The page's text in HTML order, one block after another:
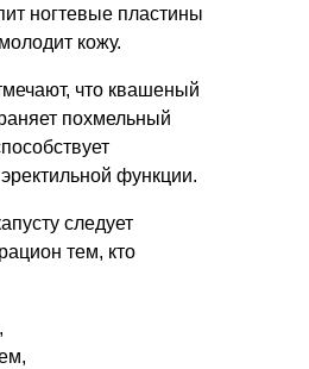
ногтевые пластины
кожу.
что квашеный
похмельный
функции.
следует
тем, кто